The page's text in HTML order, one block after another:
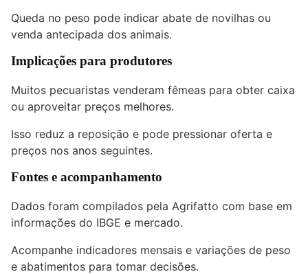
Queda no peso pode indicar abate de novilhas ou
venda antecipada dos animais.
Implicações para produtores
Muitos pecuaristas venderam fêmeas para obter caixa
ou aproveitar preços melhores.
Isso reduz a reposição e pode pressionar oferta e
preços nos anos seguintes.
Fontes e acompanhamento
Dados foram compilados pela Agrifatto com base em
informações do IBGE e mercado.
Acompanhe indicadores mensais e variações de peso
e abatimentos para tomar decisões.